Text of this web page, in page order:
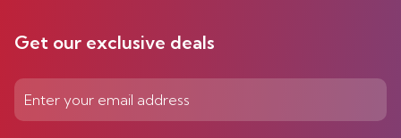
Get our exclusive deals